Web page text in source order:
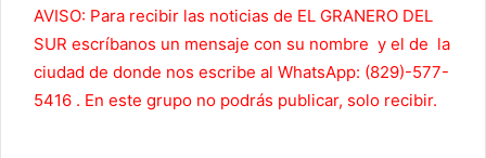
AVISO: Para recibir las noticias de EL GRANERO DEL
SUR escríbanos un mensaje con su nombre y el de la
ciudad de donde nos escribe al WhatsApp: (829)-577-
5416 . En este grupo no podrás publicar, solo recibir.